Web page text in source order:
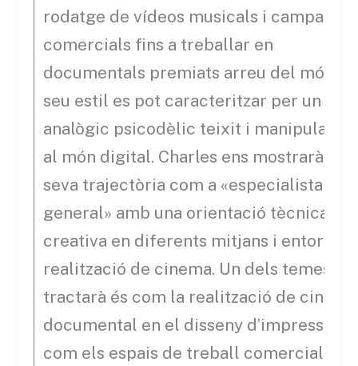
rodatge de vídeos musicals i
comercials fins a treballar en
documentals premiats arreu del món. El
seu estil es pot caracteritzar per un fil
analògic psicodèlic teixit i manipulat
al món digital. Charles ens mostrarà la
seva trajectòria com a «especialista
general» amb una orientació tècnica i
creativa en diferents mitjans i entorns
realització de cinema. Un dels temes
tractarà és com la realització de cinema
documental en el disseny d’impressió,
com els espais de treball comercials de